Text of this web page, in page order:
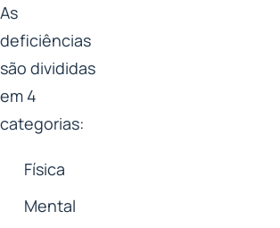
As
deficiências
são divididas
em 4
categorias:
Física
Mental